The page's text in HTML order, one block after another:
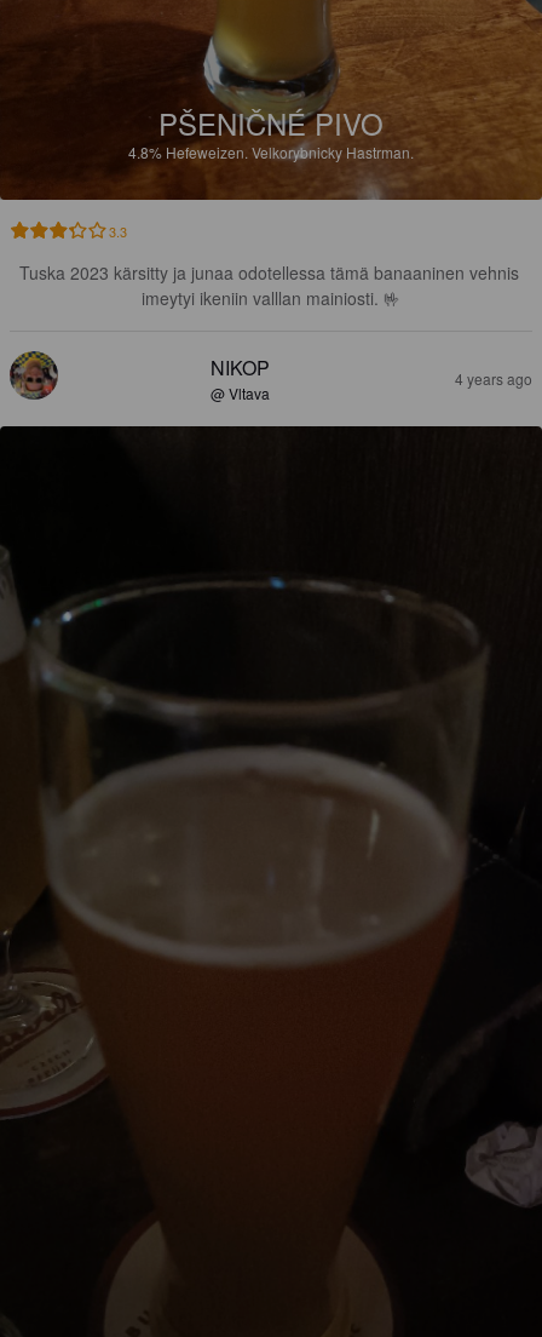
PŠENIČNÉ PIVO
4.8% Hefeweizen. Velkorybnicky Hastrman.
3.3
Tuska 2023 kärsitty ja junaa odotellessa tämä banaaninen vehnis
imeytyi ikeniin valllan mainiosti. 🤟
NIKOP
@ Vltava
4 years ago